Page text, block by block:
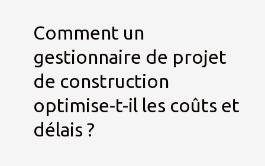
Comment un
gestionnaire de projet
de construction
optimise-t-il les coûts et
délais ?